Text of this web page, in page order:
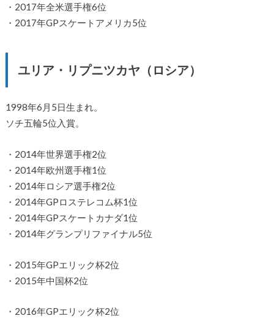
・2017年全米選手権6位
・2017年GPスケートアメリカ5位
ユリア・リプニツカヤ（ロシア）
1998年6月5日生まれ。
ソチ五輪5位入賞。
・2014年世界選手権2位
・2014年欧州選手権1位
・2014年ロシア選手権2位
・2014年GPロステレコム杯1位
・2014年GPスケートカナダ1位
・2014年グランプリファイナル5位
・2015年GPエリック杯2位
・2015年中国杯2位
・2016年GPエリック杯2位